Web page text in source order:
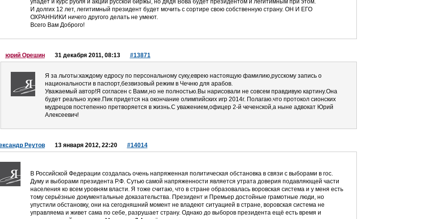
упадет и курс рубля и акции русской биржы, но дядя Вова будет президентом и легитимным при этом.
И долгих 12 лет, легитимный президент будет мочить с сортире свою собственную страну. ОН И ЕГО
ОХРАННИКИ ничего другого делать не умеют.
Всего Вам Доброго!
юрий Орешин 31 декабря 2011, 08:13 #13871
Я за льготы:каждому едросу по персональному суку,еврею настоящую фамилию,русскому запись о
национальности в паспорт,безвизовый режим в Чечню для арабов.
Уважаемый автор!Я согласен с Вами,но не полностью.Вы нарисовали не совсем правдивую картину.Она
будет реально хуже.Пик придется на окончание олимпийских игр 2014г. Полагаю.что протокол сионских
мудрецов постепенно претворяется в жизнь.С уважением,офицер 2-й чеченской,а ныне адвокат Юрий
Алексеевич!
Реутов 13 января 2012, 22:20 #14014
В Российской Федерации создалась очень напряженная политическая обстановка в связи с выборами в гос.
Думу и выборами президента Р.Ф. Сутью самой напряженности является утрата доверия подавляющей части
населения ко всем уровням власти. Я тоже считаю, что в стране образовалась воровская система и у меня есть
тому серьёзные документальные доказательства. Президент и Премьер достойные грамотные люди, но
упустили обстановку, они на сегодняшний момент не владеют ситуацией в стране, воровская система не
управляема и живет сама по себе, разрушает страну. Однако до выборов президента ещё есть время и